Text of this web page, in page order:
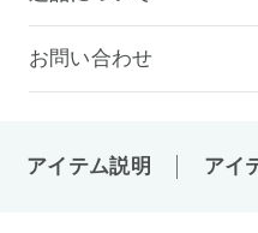
お問い合わせ
アイテム説明 アイ